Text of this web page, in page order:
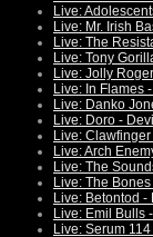
Live:
Live: Mr. Irish
Live: The
Live: Tony
Live: Jolly
Live: In Flames
Live: Danko
Live: Doro -
Live:
Live: Arch
Live: The
Live: The
Live: Betontod
Live: Emil Bulls
Live: Serum